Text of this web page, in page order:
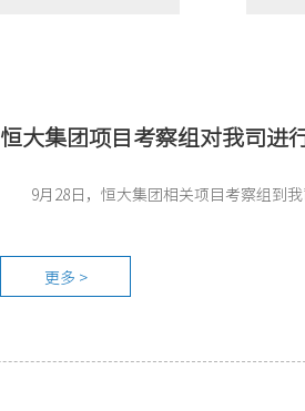
恒大集团项目考察组对我司进
9月28日，恒大集团相关项目考察组到
更多 >